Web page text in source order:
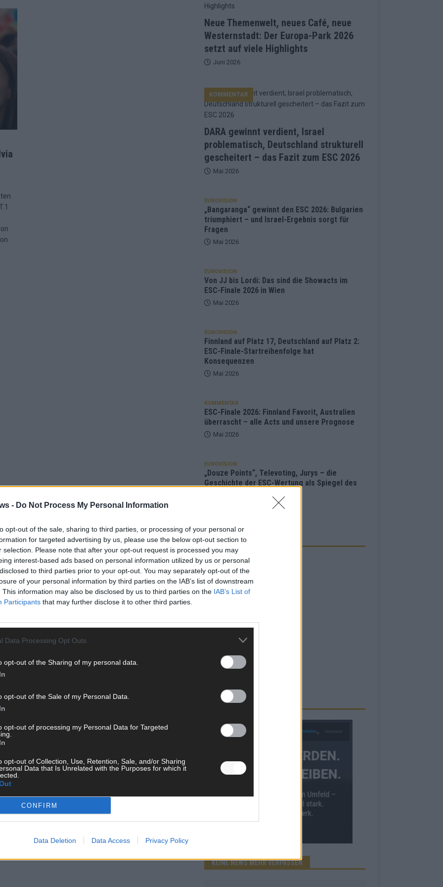
- Do Not Process My Personal Information
opt-out of the sale, sharing to third parties, or processing of your personal or
for targeted advertising by us, please use the below opt-out section to
selection. Please note that after your opt-out request is processed you may
interest-based ads based on personal information utilized by us or personal
to third parties prior to your opt-out. You may separately opt-out of the
of your personal information by third parties on the IAB’s list of downstream
This information may also be disclosed by us to third parties on the IAB’s List of
Participants that may further disclose it to other third parties.
Data Processing Opt Outs
opt-out of the Sharing of my personal data.
opt-out of the Sale of my Personal Data.
opt-out of processing my Personal Data for Targeted
opt-out of Collection, Use, Retention, Sale, and/or Sharing
Data that Is Unrelated with the Purposes for which it
CONFIRM
Data Deletion Data Access Privacy Policy
2: Dänemark vorne, Aserbaidschan chancenlos – Zypern
Neue Themenwelt, neues Café, neue
Westernstadt: Der Europa-Park 2026
setzt auf viele Highlights
Juni 2026
DARA gewinnt verdient, Israel
problematisch, Deutschland strukturell
gescheitert – das Fazit zum ESC 2026
KOMMENTAR
Mai 2026
EUROVISION
„Bangaranga“ gewinnt den ESC 2026: Bulgarien
triumphiert – und Israel-Ergebnis sorgt für
Fragen
Mai 2026
EUROVISION
Von JJ bis Lordi: Das sind die Showacts im
ESC-Finale 2026 in Wien
Mai 2026
EUROVISION
Finnland auf Platz 17, Deutschland auf Platz 2:
ESC-Finale-Startreihenfolge hat
Konsequenzen
Mai 2026
KOMMENTAR
ESC-Finale 2026: Finnland Favorit, Australien
überrascht – alle Acts und unsere Prognose
Mai 2026
EUROVISION
„Douze Points“, Televoting, Jurys – die
Geschichte der ESC-Wertung als Spiegel des
ANZEIGE
WERBE BEI UNS!
KEINE NEWS MEHR VERPASSEN